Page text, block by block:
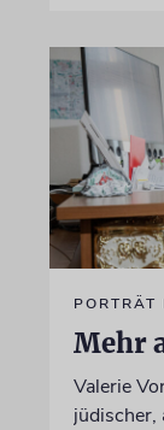
PORTRÄT
Mehr
Valerie
jüdischer,